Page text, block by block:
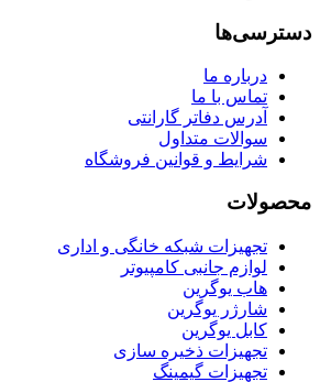
دسترسی‌ها
درباره ما
تماس با ما
آدرس دفاتر گارانتی
سوالات متداول
شرایط و قوانین فروشگاه
محصولات
تجهیزات شبکه خانگی و اداری
لوازم جانبی کامپیوتر
هاب یوگرین
شارژر یوگرین
کابل یوگرین
تجهیزات ذخیره سازی
تجهیزات گیمینگ